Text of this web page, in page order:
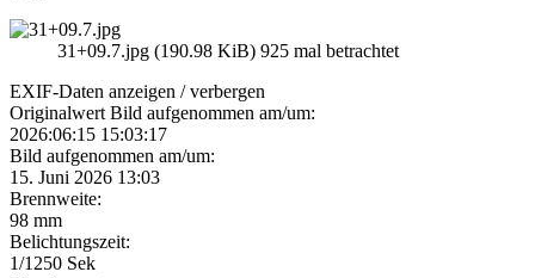
31+09.7.jpg (190.98 KiB) 925 mal betrachtet
EXIF-Daten anzeigen / verbergen
Originalwert Bild aufgenommen am/um:
2026:06:15 15:03:17
Bild aufgenommen am/um:
15. Juni 2026 13:03
Brennweite:
98 mm
Belichtungszeit:
1/1250 Sek